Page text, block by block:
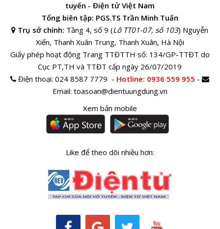
tuyến - Điện tử Việt Nam
Tổng biên tập: PGS.TS Trần Minh Tuấn
Trụ sở chính: Tầng 4, số 9 (Lô TT01-07, số 103) Nguyễn
Xiển, Thanh Xuân Trung, Thanh Xuân, Hà Nội
Giấy phép hoạt động Trang TTĐTTH số: 134/GP-TTĐT do
Cục PT,TH và TTĐT cấp ngày 26/07/2019
Điện thoại:024 8587 7779 - Hotline: 0936 559 955 -
Email: toasoan@dientuungdung.vn
Xem bản mobile
Like để theo dõi nhiều hơn: